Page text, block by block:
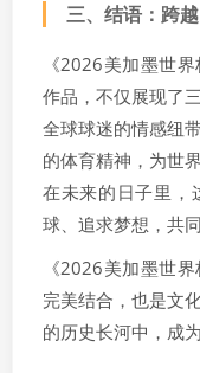
三、结语：跨
《2026美加墨世
作品，不仅展现了
全球球迷的情感纽
的体育精神，为世
在未来的日子里，
球、追求梦想，共
《2026美加墨世
完美结合，也是文
的历史长河中，成